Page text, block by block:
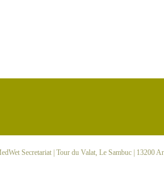
Secretariat| Tour du Valat, Le Sambuc | 13200